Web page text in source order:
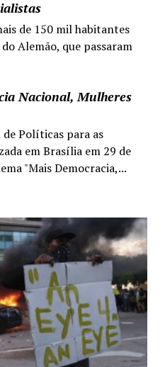
de 150 mil habitantes
Alemão, que passaram
Nacional, Mulheres
Políticas para as
em Brasília em 29 de
"Mais Democracia,...